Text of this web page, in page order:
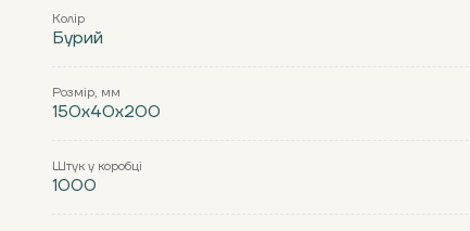
Колір
Бурий
Розмір, мм
150x40x200
Штук у коробці
1000